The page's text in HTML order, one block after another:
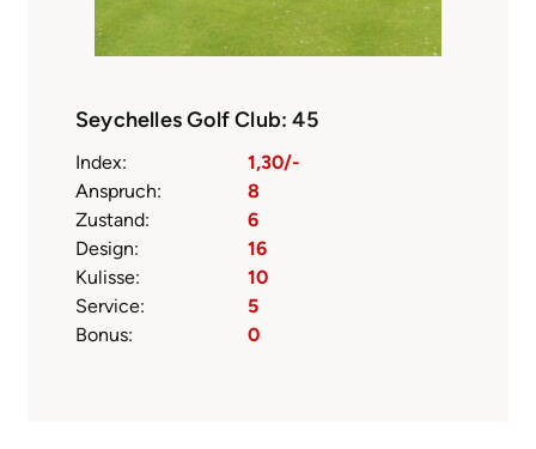
Seychelles Golf Club: 45
Index:
1,30/-
Anspruch:
8
Zustand:
6
Design:
16
Kulisse:
10
Service:
5
Bonus:
0